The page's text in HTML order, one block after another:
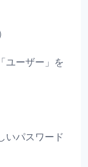
ユーザー」を
いパスワード